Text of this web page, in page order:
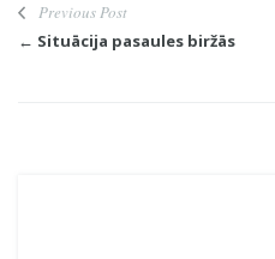
Previous Post
← Situācija pasaules biržās